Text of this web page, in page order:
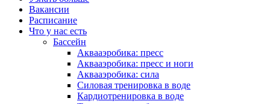
Вакансии
Расписание
Что у нас есть
Бассейн
Аквааэробика: пресс
Аквааэробика: пресс и ноги
Аквааэробика: сила
Силовая тренировка в воде
Кардиотренировка в воде